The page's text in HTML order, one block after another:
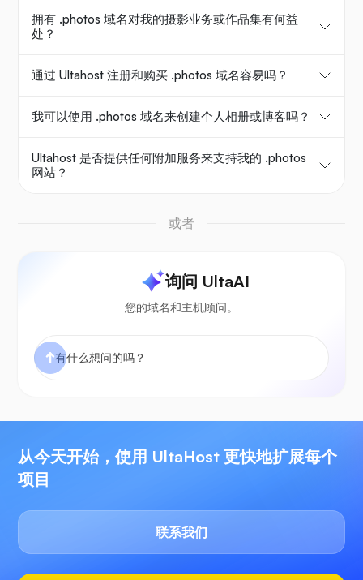
拥有 .photos 域名对我的摄影业务或作品集有何益
处？
通过 Ultahost 注册和购买 .photos 域名容易吗？
我可以使用 .photos 域名来创建个人相册或博客吗？
Ultahost 是否提供任何附加服务来支持我的 .photos
网站？
或者
询问 UltaAI
您的域名和主机顾问。
从今天开始，使用 UltaHost 更快地扩展每个
项目
联系我们